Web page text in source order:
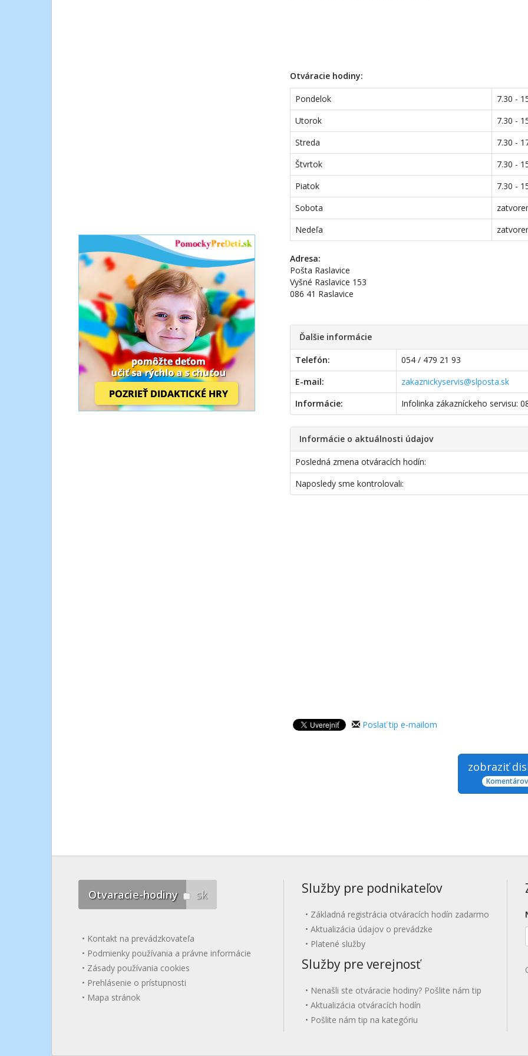
Otváracie hodiny:
Pondelok
7.30 -
Utorok
7.30 -
Streda
7.30 -
Štvrtok
7.30 -
Piatok
7.30 -
Sobota
Nedeľa
Adresa:
Pošta Raslavice
Vyšné Raslavice 153
086 41 Raslavice
Ďalšie informácie
Telefón:
054 / 479 21 93
E-mail:
zakaznickyservis@slposta.sk
Informácie:
Infolinka zákazníckeho servisu:
Informácie o aktuálnosti údajov
Posledná zmena otváracích hodín:
Naposledy sme kontrolovali:
Poslať tip e-mailom
zobraziť
Otvaracie-hodiny sk
Kontakt na prevádzkovateľa
Podmienky používania a právne informácie
Zásady používania cookies
Prehlásenie o prístupnosti
Mapa stránok
Služby pre podnikateľov
Základná registrácia otváracích hodín zadarmo
Aktualizácia údajov o prevádzke
Platené služby
Služby pre verejnosť
Nenašli ste otváracie hodiny? Pošlite nám tip
Aktualizácia otváracích hodín
Pošlite nám tip na kategóriu
E-